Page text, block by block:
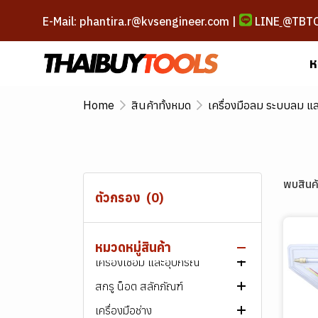
E-Mail: phantira.r@kvsengineer.com | LINE
Home สินค้าทั้งหมด เครื่องมือลม ระบบลม แ
ตัวกรอง (0)
หมวดหมู่สินค้า
ลวดเชื่อมเหล็ก
ลวดเชื่อมไฟฟ้า ARC
AWS E60XX
ลวดเชื่อม MIG/MAG
ลวดเชื่อมสแตนเลส
ลวดเชื่อมไฟฟ้า ARC
ลวดเชื่อมพอกผิวแข็ง
เครื่องเชื่อม และอุปกรณ์
เครื่องเชื่อมไฟฟ้า
เครื่องเชื่อมไฟฟ้า​ ARC
เครื่องตัดพลาสม่า
สกรู น็อต สลักภัณฑ์
สกรู-น็อต เหล็ก
เครื่องมือช่าง
พบสิน